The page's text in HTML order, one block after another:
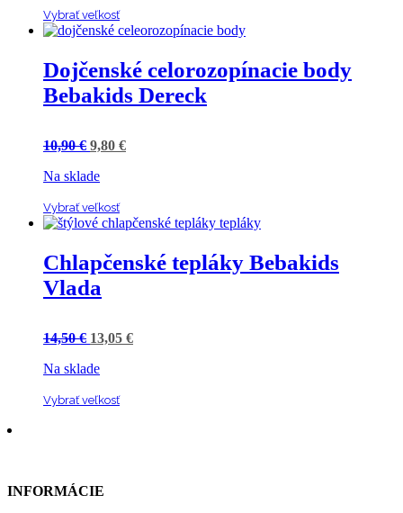
Vybrať veľkosť
Dojčenské celorozopínacie body
Bebakids Dereck
10,90€ 9,80 €
Na sklade
Vybrať veľkosť
Chlapčenské tepláky Bebakids
Vlada
14,50€ 13,05 €
Na sklade
Vybrať veľkosť
INFORMÁCIE